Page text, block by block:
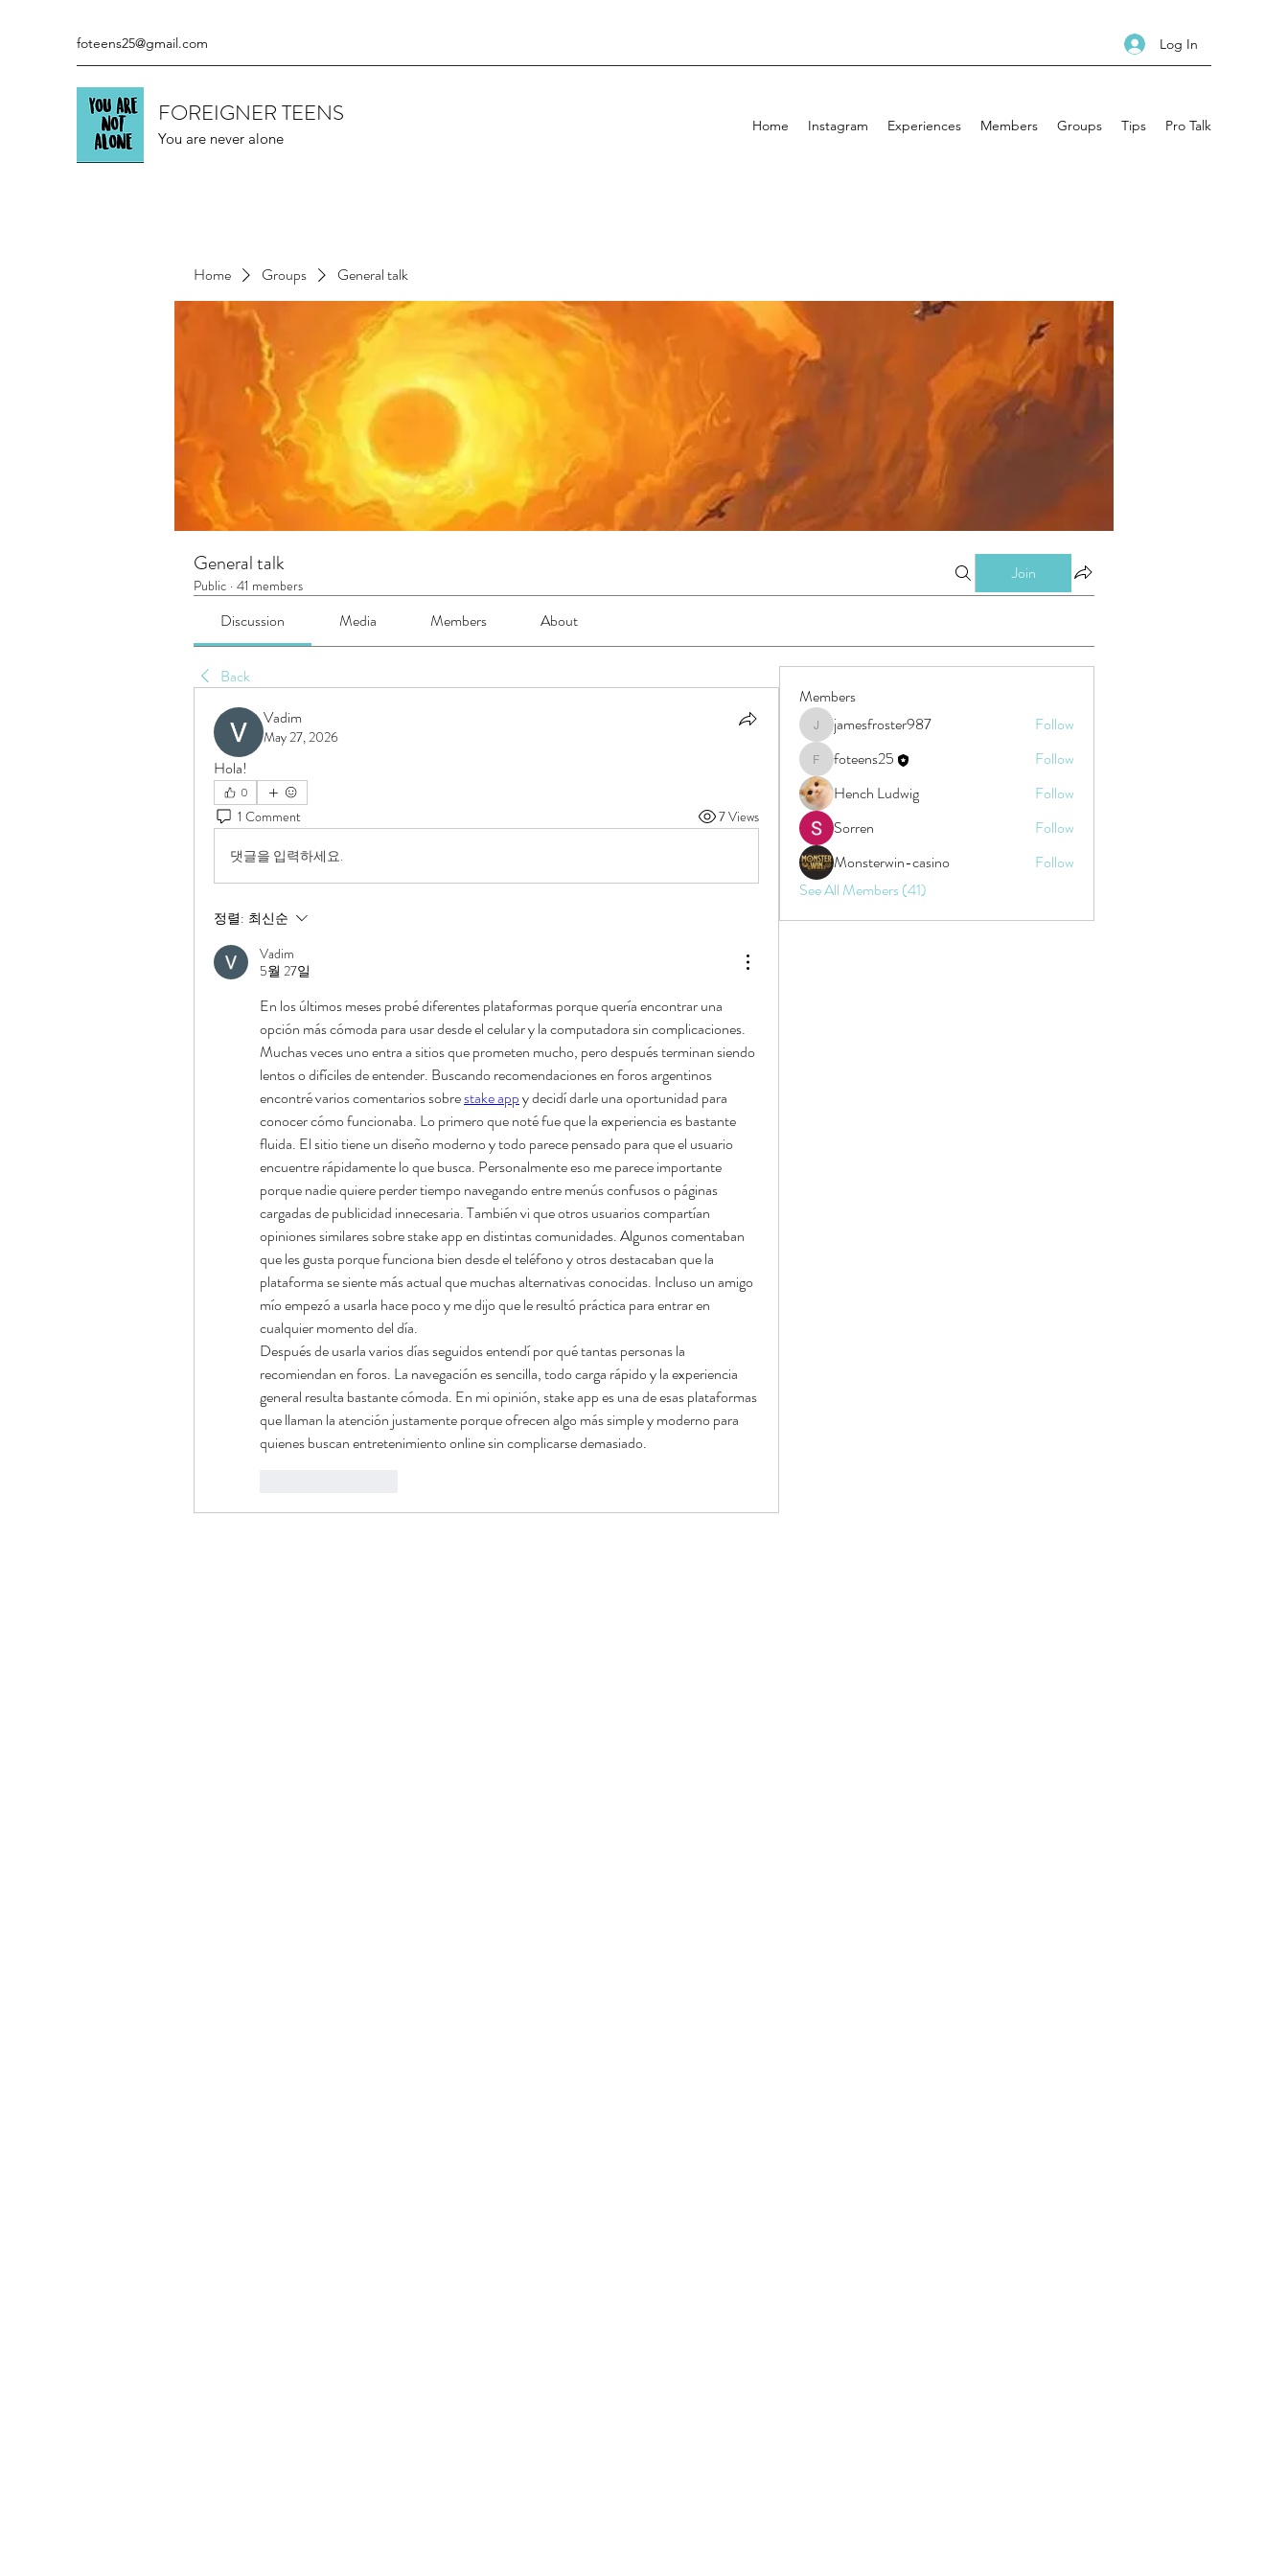
foteens25@gmail.com Log In
FOREIGNER TEENS
You are never alone
Home Instagram Experiences Members Groups Tips Pro Talk
Home Groups General talk
General talk
Public · 41 members
Join
Discussion Media Members About
Back
Vadim
May 27, 2026
Hola!
0
1 Comment 7 Views
댓글을 입력하세요.
정렬: 최신순
Vadim
5월 27일
En los últimos meses probé diferentes plataformas porque quería encontrar una
opción más cómoda para usar desde el celular y la computadora sin complicaciones.
Muchas veces uno entra a sitios que prometen mucho, pero después terminan siendo
lentos o difíciles de entender. Buscando recomendaciones en foros argentinos
encontré varios comentarios sobre stake app y decidí darle una oportunidad para
conocer cómo funcionaba. Lo primero que noté fue que la experiencia es bastante
fluida. El sitio tiene un diseño moderno y todo parece pensado para que el usuario
encuentre rápidamente lo que busca. Personalmente eso me parece importante
porque nadie quiere perder tiempo navegando entre menús confusos o páginas
cargadas de publicidad innecesaria. También vi que otros usuarios compartían
opiniones similares sobre stake app en distintas comunidades. Algunos comentaban
que les gusta porque funciona bien desde el teléfono y otros destacaban que la
plataforma se siente más actual que muchas alternativas conocidas. Incluso un amigo
mío empezó a usarla hace poco y me dijo que le resultó práctica para entrar en
cualquier momento del día.
Después de usarla varios días seguidos entendí por qué tantas personas la
recomiendan en foros. La navegación es sencilla, todo carga rápido y la experiencia
general resulta bastante cómoda. En mi opinión, stake app es una de esas plataformas
que llaman la atención justamente porque ofrecen algo más simple y moderno para
quienes buscan entretenimiento online sin complicarse demasiado.
Members
jamesfroster987
jamesfroster987 Follow
foteens25
foteens25
Follow
Hench Ludwig
Follow
Sorren
Follow
Monsterwin-casino
Follow
See All Members (41)